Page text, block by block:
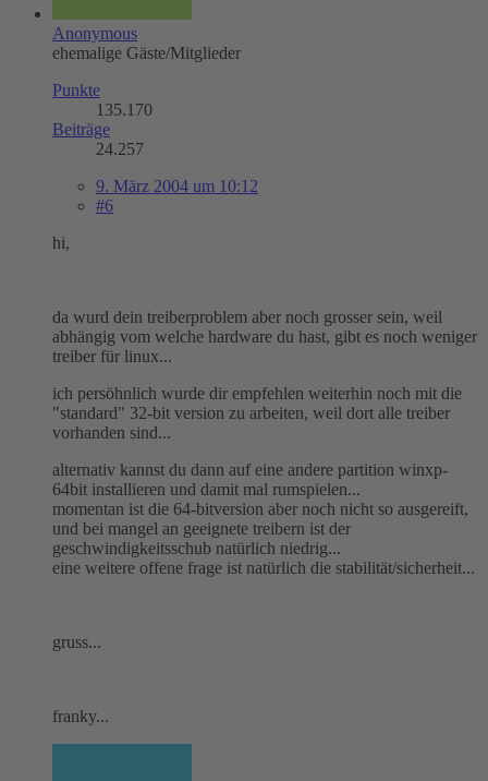
Anonymous
ehemalige Gäste/Mitglieder
Punkte
135.170
Beiträge
24.257
9. März 2004 um 10:12
#6
hi,
da wurd dein treiberproblem aber noch grosser sein, weil
abhängig vom welche hardware du hast, gibt es noch weniger
treiber für linux...
ich persöhnlich wurde dir empfehlen weiterhin noch mit die
"standard" 32-bit version zu arbeiten, weil dort alle treiber
vorhanden sind...
alternativ kannst du dann auf eine andere partition winxp-
64bit installieren und damit mal rumspielen...
momentan ist die 64-bitversion aber noch nicht so ausgereift,
und bei mangel an geeignete treibern ist der
geschwindigkeitsschub natürlich niedrig...
eine weitere offene frage ist natürlich die stabilität/sicherheit...
gruss...
franky...